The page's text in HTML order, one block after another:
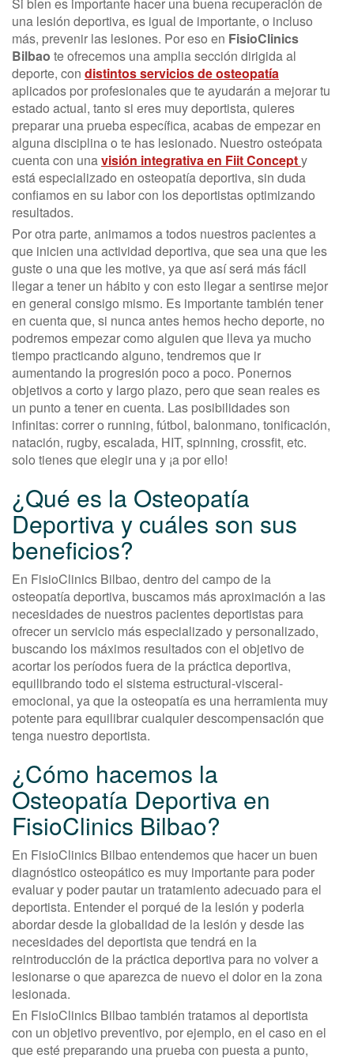
una lesión deportiva, es igual de importante, o incluso
más, prevenir las lesiones. Por eso en FisioClinics
Bilbao te ofrecemos una amplia sección dirigida al
deporte, con distintos servicios de osteopatía
aplicados por profesionales que te ayudarán a mejorar tu
estado actual, tanto si eres muy deportista, quieres
preparar una prueba específica, acabas de empezar en
alguna disciplina o te has lesionado. Nuestro osteópata
cuenta con unavisión integrativa en Fiit Concepty
está especializado en osteopatía deportiva, sin duda
confiamos en su labor con los deportistas optimizando
resultados.
Por otra parte, animamos a todos nuestros pacientes a
que inicien una actividad deportiva, que sea una que les
guste o una que les motive, ya que así será más fácil
llegar a tener un hábito y con esto llegar a sentirse mejor
en general consigo mismo. Es importante también tener
en cuenta que, si nunca antes hemos hecho deporte, no
podremos empezar como alguien que lleva ya mucho
tiempo practicando alguno, tendremos que ir
aumentando la progresión poco a poco. Ponernos
objetivos a corto y largo plazo, pero que sean reales es
un punto a tener en cuenta. Las posibilidades son
infinitas: correr o running, fútbol, balonmano, tonificación,
natación, rugby, escalada, HIT, spinning, crossfit, etc.
solo tienes que elegir una y ¡a por ello!
¿Qué es la Osteopatía
Deportiva y cuáles son sus
beneficios?
En FisioClinics Bilbao, dentro del campo de la
osteopatía deportiva, buscamos más aproximación a las
necesidades de nuestros pacientes deportistas para
ofrecer un servicio más especializado y personalizado,
buscando los máximos resultados con el objetivo de
acortar los períodos fuera de la práctica deportiva,
equilibrando todo el sistema estructural-visceral-
emocional, ya que la osteopatía es una herramienta muy
potente para equilibrar cualquier descompensación que
tenga nuestro deportista.
¿Cómo hacemos la
Osteopatía Deportiva en
FisioClinics Bilbao?
En FisioClinics Bilbao entendemos que hacer un buen
diagnóstico osteopático es muy importante para poder
evaluar y poder pautar un tratamiento adecuado para el
deportista. Entender el porqué de la lesión y poderla
abordar desde la globalidad de la lesión y desde las
necesidades del deportista que tendrá en la
reintroducción de la práctica deportiva para no volver a
lesionarse o que aparezca de nuevo el dolor en la zona
lesionada.
En FisioClinics Bilbao también tratamos al deportista
con un objetivo preventivo, por ejemplo, en el caso en el
que esté preparando una prueba con puesta a punto,